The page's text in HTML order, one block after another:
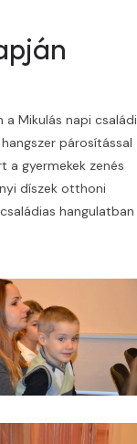
Mikulás napi családi
párosítással
gyermekek zenés
díszek otthoni
hangulatban